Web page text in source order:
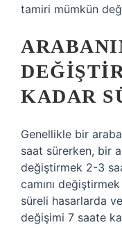
tamiri mümkün
KADAR
Genellikle bir
saat sürerken, bir
değiştirmek 2-3
camını
süreli hasarlarda
değişimi 7 saate